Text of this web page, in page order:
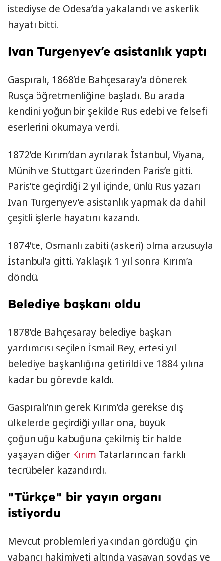
istediyse de Odesa’da yakalandı ve askerlik
hayatı bitti.
Ivan Turgenyev’e asistanlık yaptı
Gaspıralı, 1868’de Bahçesaray’a dönerek
Rusça öğretmenliğine başladı. Bu arada
kendini yoğun bir şekilde Rus edebi ve felsefi
eserlerini okumaya verdi.
1872’de Kırım’dan ayrılarak İstanbul, Viyana,
Münih ve Stuttgart üzerinden Paris’e gitti.
Paris’te geçirdiği 2 yıl içinde, ünlü Rus yazarı
Ivan Turgenyev’e asistanlık yapmak da dahil
çeşitli işlerle hayatını kazandı.
1874’te, Osmanlı zabiti (askeri) olma arzusuyla
İstanbul’a gitti. Yaklaşık 1 yıl sonra Kırım’a
döndü.
Belediye başkanı oldu
1878’de Bahçesaray belediye başkan
yardımcısı seçilen İsmail Bey, ertesi yıl
belediye başkanlığına getirildi ve 1884 yılına
kadar bu görevde kaldı.
Gaspıralı’nın gerek Kırım’da gerekse dış
ülkelerde geçirdiği yıllar ona, büyük
çoğunluğu kabuğuna çekilmiş bir halde
yaşayan diğer Kırım Tatarlarından farklı
tecrübeler kazandırdı.
"Türkçe" bir yayın organı
istiyordu
Mevcut problemleri yakından gördüğü için
yabancı hakimiyeti altında yaşayan soydaş ve